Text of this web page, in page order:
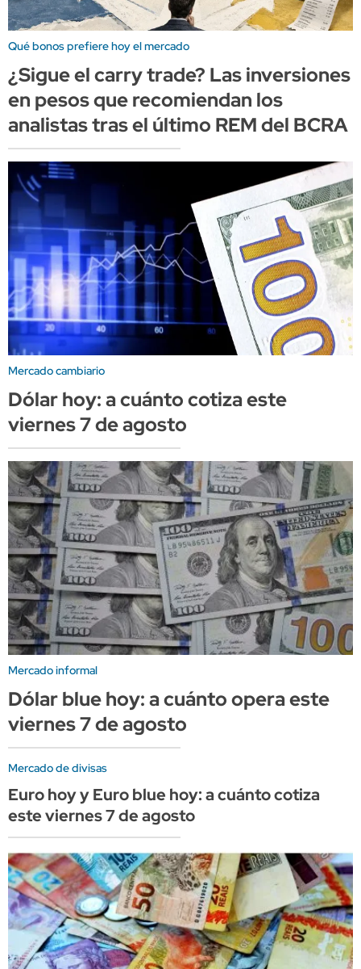
Qué bonos prefiere hoy el mercado
¿Sigue el carry trade? Las inversiones
en pesos que recomiendan los
analistas tras el último REM del BCRA
Mercado cambiario
Dólar hoy: a cuánto cotiza este
viernes 7 de agosto
Mercado informal
Dólar blue hoy: a cuánto opera este
viernes 7 de agosto
Mercado de divisas
Euro hoy y Euro blue hoy: a cuánto cotiza
este viernes 7 de agosto